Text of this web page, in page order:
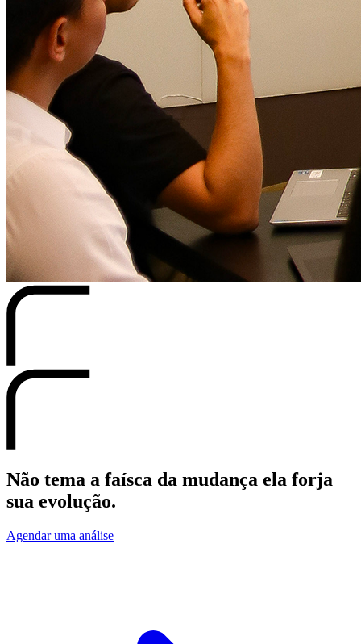
Não tema a faísca da mudança ela forja
sua evolução.
Agendar uma análise